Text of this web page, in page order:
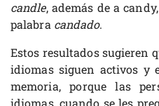
candle, además de a
palabra candado.
Estos resultados sugieren
idiomas siguen activos y
memoria, porque las
idiomas, cuando se les